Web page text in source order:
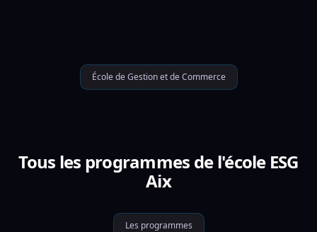
École de Gestion et de Commerce
Tous les programmes de l'école ESG
Aix
Les programmes